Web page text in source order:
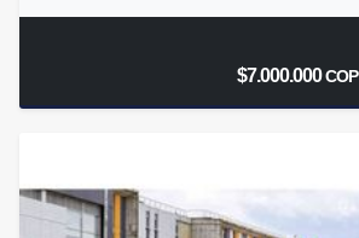
$7.000.000COP